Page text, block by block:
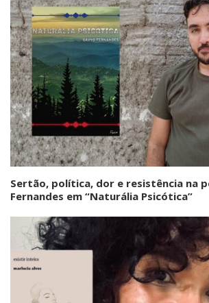
Sertão, política, dor e resistência na
Fernandes em “Naturália Psicótica”